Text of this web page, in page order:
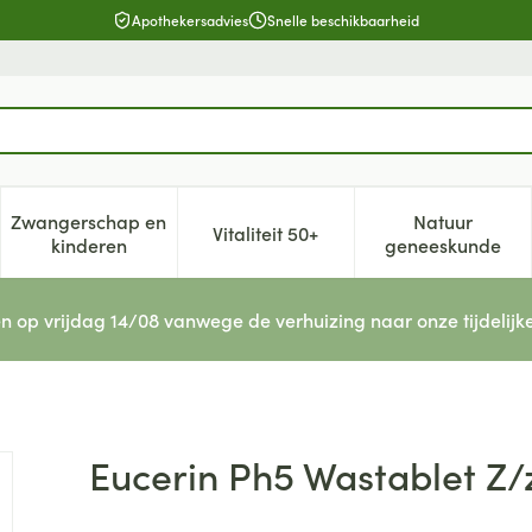
Apothekersadvies Snelle beschikbaarheid
verzorging en hygiëne categorie
voor Dieet, voeding en vitamines categorie
Zwangerschap en
kinderenToon submenu voor Zwangerschap en kinderen
Vitaliteit 50+Toon submenu voor Vitaliteit
Natuur
geneeskunde
Toon
op vrijdag 14/08 vanwege de verhuizing naar onze
100gEucerin Ph5 Wastablet